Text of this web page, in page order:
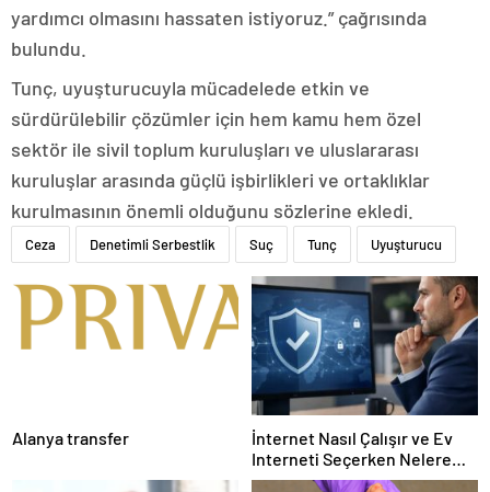
yardımcı olmasını hassaten istiyoruz.” çağrısında
bulundu.
Tunç, uyuşturucuyla mücadelede etkin ve
sürdürülebilir çözümler için hem kamu hem özel
sektör ile sivil toplum kuruluşları ve uluslararası
kuruluşlar arasında güçlü işbirlikleri ve ortaklıklar
kurulmasının önemli olduğunu sözlerine ekledi.
Ceza Denetimli Serbestlik Suç Tunç Uyuşturucu
Alanya transfer
İnternet Nasıl Çalışır ve Ev
Interneti Seçerken Nelere
Dikkat Etmelisiniz